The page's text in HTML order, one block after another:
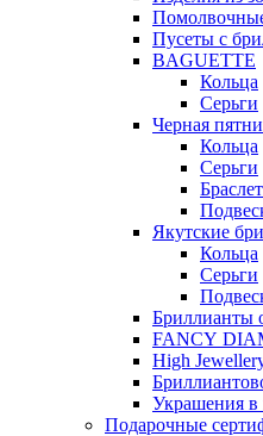
Пусеты с
BAGUETTE
Кольца
Серьги
Черная
Кольца
Серьги
Якутские
Кольца
Серьги
Бриллианты
FANCY
High
Украшения в
Подарочные